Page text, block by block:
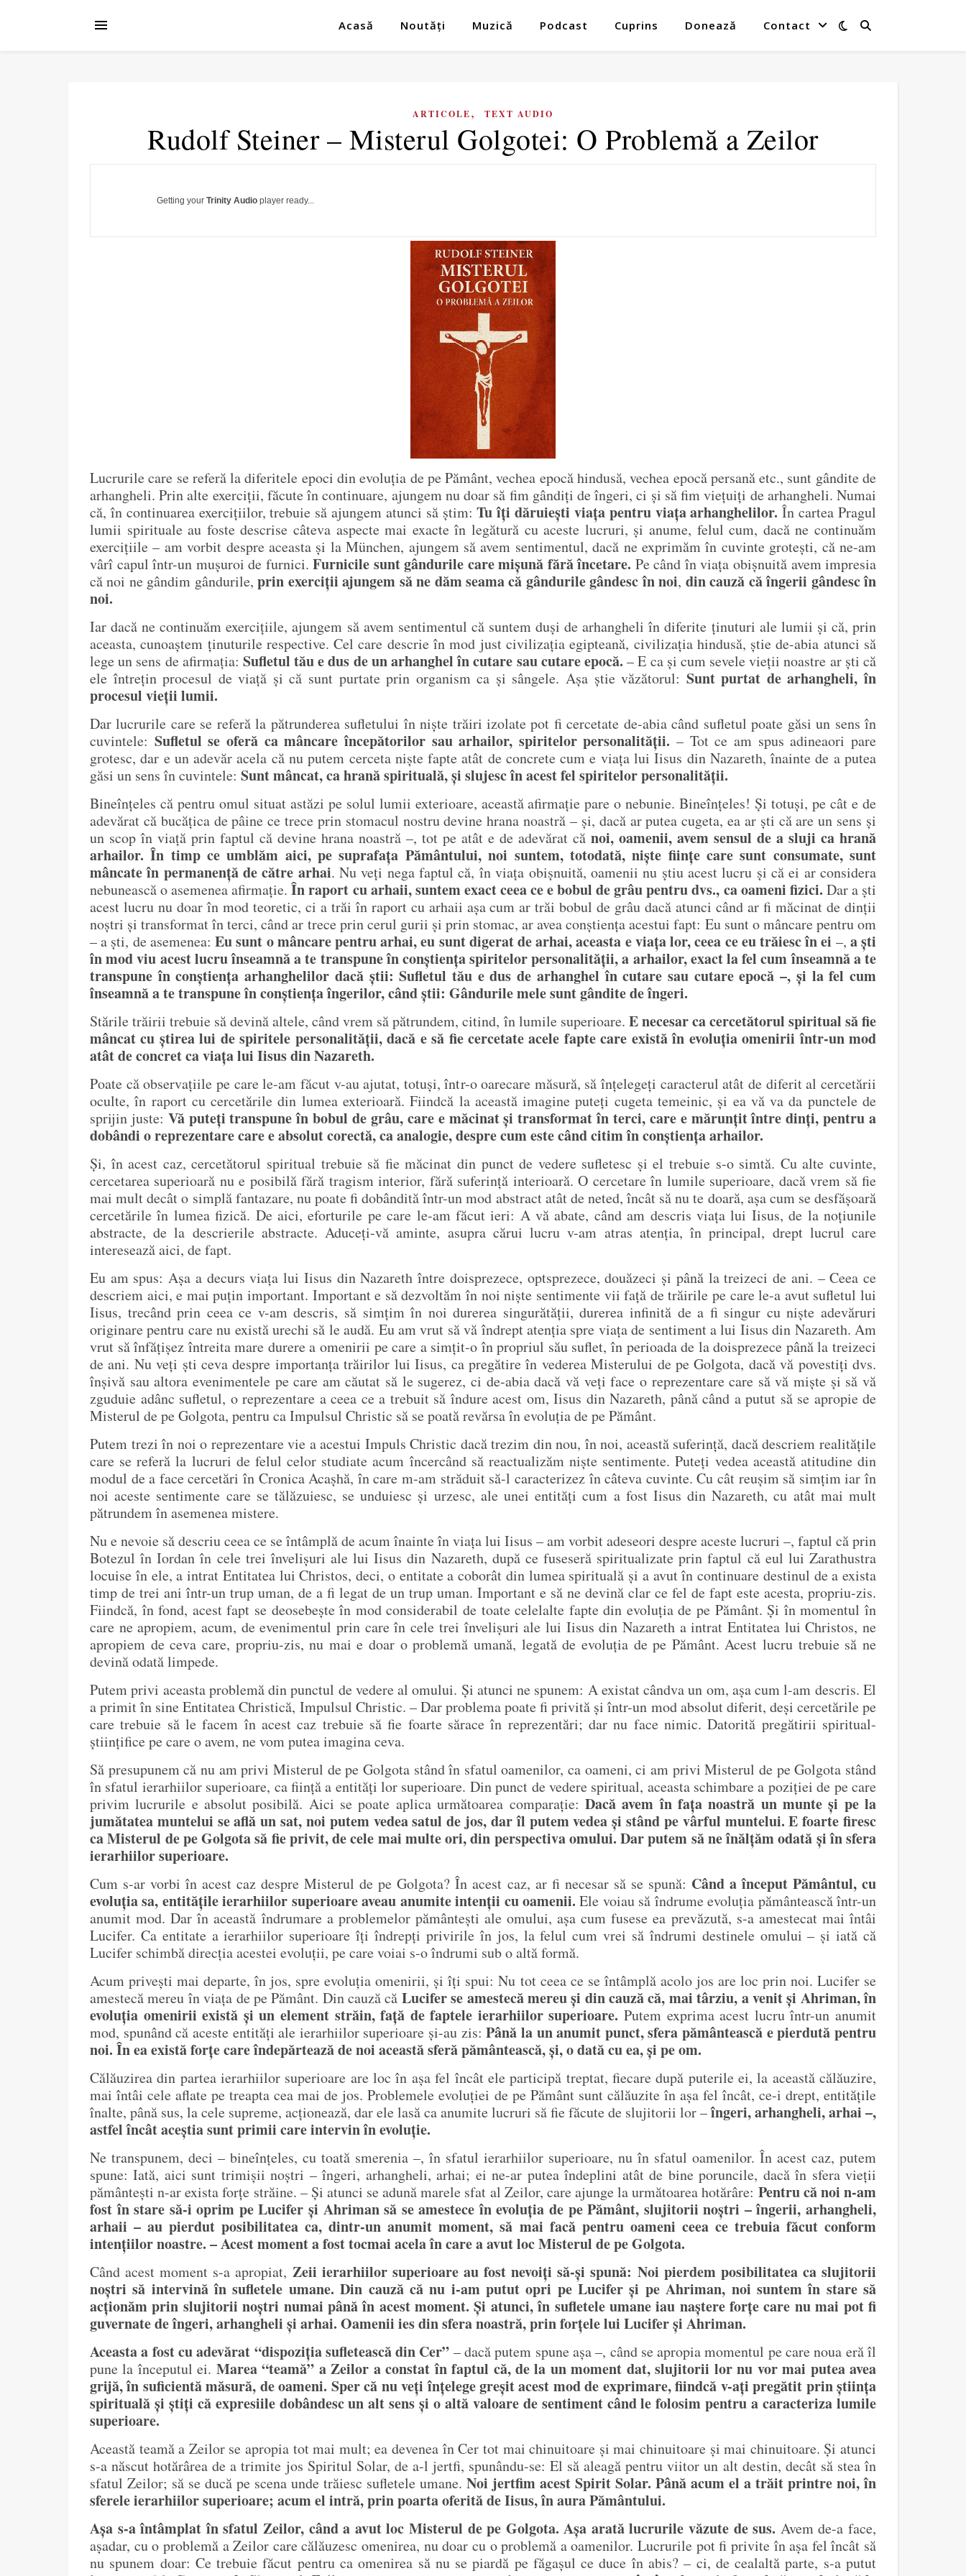
Acasă Noutăți Muzică Podcast Cuprins Donează Contact
ARTICOLE, TEXT AUDIO
Rudolf Steiner – Misterul Golgotei: O Problemă a Zeilor
Getting your Trinity Audio player ready...
Lucrurile care se referă la diferitele epoci din evoluția de pe Pământ, vechea epocă hindusă, vechea epocă persană etc., sunt gândite de
arhangheli. Prin alte exerciții, făcute în continuare, ajungem nu doar să fim gândiți de îngeri, ci și să fim viețuiți de arhangheli. Numai
că, în continuarea exercițiilor, trebuie să ajungem atunci să știm:Tu îți dăruiești viața pentru viața arhanghelilor. În cartea Pragul
lumii spirituale au foste descrise câteva aspecte mai exacte în legătură cu aceste lucruri, și anume, felul cum, dacă ne continuăm
exercițiile – am vorbit despre aceasta și la München, ajungem să avem sentimentul, dacă ne exprimăm în cuvinte grotești, că ne-am
vârî capul într-un mușuroi de furnici.Furnicile sunt gândurile care mișună fără încetare. Pe când în viața obișnuită avem impresia
că noi ne gândim gândurile,prin exerciții ajungem să ne dăm seama că gândurile gândesc în noi, din cauză că îngerii gândesc în
noi.
Iar dacă ne continuăm exercițiile, ajungem să avem sentimentul că suntem duși de arhangheli în diferite ținuturi ale lumii și că, prin
aceasta, cunoaștem ținuturile respective. Cel care descrie în mod just civilizația egipteană, civilizația hindusă, știe de-abia atunci să
lege un sens de afirmația: Sufletul tău e dus de un arhanghel în cutare sau cutare epocă. – E ca și cum sevele vieții noastre ar ști că
ele întrețin procesul de viață și că sunt purtate prin organism ca și sângele. Așa știe văzătorul: Sunt purtat de arhangheli, în
procesul vieții lumii.
Dar lucrurile care se referă la pătrunderea sufletului în niște trăiri izolate pot fi cercetate de-abia când sufletul poate găsi un sens în
cuvintele: Sufletul se oferă ca mâncare începătorilor sau arhailor, spiritelor personalității. – Tot ce am spus adineaori pare
grotesc, dar e un adevăr acela că nu putem cerceta niște fapte atât de concrete cum e viața lui Iisus din Nazareth, înainte de a putea
găsi un sens în cuvintele: Sunt mâncat, ca hrană spirituală, și slujesc în acest fel spiritelor personalității.
Bineînțeles că pentru omul situat astăzi pe solul lumii exterioare, această afirmație pare o nebunie. Bineînțeles! Și totuși, pe cât e de
adevărat că bucățica de pâine ce trece prin stomacul nostru devine hrana noastră – și, dacă ar putea cugeta, ea ar ști că are un sens și
un scop în viață prin faptul că devine hrana noastră –, tot pe atât e de adevărat că noi, oamenii, avem sensul de a sluji ca hrană
arhailor. În timp ce umblăm aici, pe suprafața Pământului, noi suntem, totodată, niște ființe care sunt consumate, sunt
mâncate în permanență de către arhai. Nu veți nega faptul că, în viața obișnuită, oamenii nu știu acest lucru și că ei ar considera
nebunească o asemenea afirmație. În raport cu arhaii, suntem exact ceea ce e bobul de grâu pentru dvs., ca oameni fizici. Dar a ști
acest lucru nu doar în mod teoretic, ci a trăi în raport cu arhaii așa cum ar trăi bobul de grâu dacă atunci când ar fi măcinat de dinții
noștri și transformat în terci, când ar trece prin cerul gurii și prin stomac, ar avea conștiența acestui fapt: Eu sunt o mâncare pentru om
– a ști, de asemenea:Eu sunt o mâncare pentru arhai, eu sunt digerat de arhai, aceasta e viața lor, ceea ce eu trăiesc în ei –, a ști
în mod viu acest lucru înseamnă a te transpune în conștiența spiritelor personalității, a arhailor, exact la fel cum înseamnă a te
transpune în conștiența arhanghelilor dacă știi: Sufletul tău e dus de arhanghel în cutare sau cutare epocă –, și la fel cum
înseamnă a te transpune în conștiența îngerilor, când știi: Gândurile mele sunt gândite de îngeri.
Stările trăirii trebuie să devină altele, când vrem să pătrundem, citind, în lumile superioare. E necesar ca cercetătorul spiritual să fie
mâncat cu știrea lui de spiritele personalității, dacă e să fie cercetate acele fapte care există în evoluția omenirii într-un mod
atât de concret ca viața lui Iisus din Nazareth.
Poate că observațiile pe care le-am făcut v-au ajutat, totuși, într-o oarecare măsură, să înțelegeți caracterul atât de diferit al cercetării
oculte, în raport cu cercetările din lumea exterioară. Fiindcă la această imagine puteți cugeta temeinic, și ea vă va da punctele de
sprijin juste: Vă puteți transpune în bobul de grâu, care e măcinat și transformat în terci, care e mărunțit între dinți, pentru a
dobândi o reprezentare care e absolut corectă, ca analogie, despre cum este când citim în conștiența arhailor.
Și, în acest caz, cercetătorul spiritual trebuie să fie măcinat din punct de vedere sufletesc și el trebuie s-o simtă. Cu alte cuvinte,
cercetarea superioară nu e posibilă fără tragism interior, fără suferință interioară. O cercetare în lumile superioare, dacă vrem să fie
mai mult decât o simplă fantazare, nu poate fi dobândită într-un mod abstract atât de neted, încât să nu te doară, așa cum se desfășoară
cercetările în lumea fizică. De aici, eforturile pe care le-am făcut ieri: A vă abate, când am descris viața lui Iisus, de la noțiunile
abstracte, de la descrierile abstracte. Aduceți-vă aminte, asupra cărui lucru v-am atras atenția, în principal, drept lucrul care
interesează aici, de fapt.
Eu am spus: Așa a decurs viața lui Iisus din Nazareth între doisprezece, optsprezece, douăzeci și până la treizeci de ani. – Ceea ce
descriem aici, e mai puțin important. Important e să dezvoltăm în noi niște sentimente vii față de trăirile pe care le-a avut sufletul lui
Iisus, trecând prin ceea ce v-am descris, să simțim în noi durerea singurătății, durerea infinită de a fi singur cu niște adevăruri
originare pentru care nu există urechi să le audă. Eu am vrut să vă îndrept atenția spre viața de sentiment a lui Iisus din Nazareth. Am
vrut să înfățișez întreita mare durere a omenirii pe care a simțit-o în propriul său suflet, în perioada de la doisprezece până la treizeci
de ani. Nu veți ști ceva despre importanța trăirilor lui Iisus, ca pregătire în vederea Misterului de pe Golgota, dacă vă povestiți dvs.
înșivă sau altora evenimentele pe care am căutat să le sugerez, ci de-abia dacă vă veți face o reprezentare care să vă miște și să vă
zguduie adânc sufletul, o reprezentare a ceea ce a trebuit să îndure acest om, Iisus din Nazareth, până când a putut să se apropie de
Misterul de pe Golgota, pentru ca Impulsul Christic să se poată revărsa în evoluția de pe Pământ.
Putem trezi în noi o reprezentare vie a acestui Impuls Christic dacă trezim din nou, în noi, această suferință, dacă descriem realitățile
care se referă la lucruri de felul celor studiate acum încercând să reactualizăm niște sentimente. Puteți vedea această atitudine din
modul de a face cercetări în Cronica Acașhă, în care m-am străduit să-l caracterizez în câteva cuvinte. Cu cât reușim să simțim iar în
noi aceste sentimente care se tălăzuiesc, se unduiesc și urzesc, ale unei entități cum a fost Iisus din Nazareth, cu atât mai mult
pătrundem în asemenea mistere.
Nu e nevoie să descriu ceea ce se întâmplă de acum înainte în viața lui Iisus – am vorbit adeseori despre aceste lucruri –, faptul că prin
Botezul în Iordan în cele trei învelișuri ale lui Iisus din Nazareth, după ce fuseseră spiritualizate prin faptul că eul lui Zarathustra
locuise în ele, a intrat Entitatea lui Christos, deci, o entitate a coborât din lumea spirituală și a avut în continuare destinul de a exista
timp de trei ani într-un trup uman, de a fi legat de un trup uman. Important e să ne devină clar ce fel de fapt este acesta, propriu-zis.
Fiindcă, în fond, acest fapt se deosebește în mod considerabil de toate celelalte fapte din evoluția de pe Pământ. Și în momentul în
care ne apropiem, acum, de evenimentul prin care în cele trei învelișuri ale lui Iisus din Nazareth a intrat Entitatea lui Christos, ne
apropiem de ceva care, propriu-zis, nu mai e doar o problemă umană, legată de evoluția de pe Pământ. Acest lucru trebuie să ne
devină odată limpede.
Putem privi aceasta problemă din punctul de vedere al omului. Și atunci ne spunem: A existat cândva un om, așa cum l-am descris. El
a primit în sine Entitatea Christică, Impulsul Christic. – Dar problema poate fi privită și într-un mod absolut diferit, deși cercetările pe
care trebuie să le facem în acest caz trebuie să fie foarte sărace în reprezentări; dar nu face nimic. Datorită pregătirii spiritual-
științifice pe care o avem, ne vom putea imagina ceva.
Să presupunem că nu am privi Misterul de pe Golgota stând în sfatul oamenilor, ca oameni, ci am privi Misterul de pe Golgota stând
în sfatul ierarhiilor superioare, ca ființă a entități lor superioare. Din punct de vedere spiritual, aceasta schimbare a poziției de pe care
privim lucrurile e absolut posibilă. Aici se poate aplica următoarea comparație: Dacă avem în fața noastră un munte și pe la
jumătatea muntelui se află un sat, noi putem vedea satul de jos, dar îl putem vedea și stând pe vârful muntelui. E foarte firesc
ca Misterul de pe Golgota să fie privit, de cele mai multe ori, din perspectiva omului. Dar putem să ne înălțăm odată și în sfera
ierarhiilor superioare.
Cum s-ar vorbi în acest caz despre Misterul de pe Golgota? În acest caz, ar fi necesar să se spună: Când a început Pământul, cu
evoluția sa, entitățile ierarhiilor superioare aveau anumite intenții cu oamenii. Ele voiau să îndrume evoluția pământească într-un
anumit mod. Dar în această îndrumare a problemelor pământești ale omului, așa cum fusese ea prevăzută, s-a amestecat mai întâi
Lucifer. Ca entitate a ierarhiilor superioare îți îndrepți privirile în jos, la felul cum vrei să îndrumi destinele omului – și iată că
Lucifer schimbă direcția acestei evoluții, pe care voiai s-o îndrumi sub o altă formă.
Acum privești mai departe, în jos, spre evoluția omenirii, și îți spui: Nu tot ceea ce se întâmplă acolo jos are loc prin noi. Lucifer se
amestecă mereu în viața de pe Pământ. Din cauză că Lucifer se amestecă mereu și din cauză că, mai târziu, a venit și Ahriman, în
evoluția omenirii există și un element străin, față de faptele ierarhiilor superioare. Putem exprima acest lucru într-un anumit
mod, spunând că aceste entități ale ierarhiilor superioare și-au zis:Până la un anumit punct, sfera pământească e pierdută pentru
noi. În ea există forțe care îndepărtează de noi această sferă pământească, și, o dată cu ea, și pe om.
Călăuzirea din partea ierarhiilor superioare are loc în așa fel încât ele participă treptat, fiecare după puterile ei, la această călăuzire,
mai întâi cele aflate pe treapta cea mai de jos. Problemele evoluției de pe Pământ sunt călăuzite în așa fel încât, ce-i drept, entitățile
înalte, până sus, la cele supreme, acționează, dar ele lasă ca anumite lucruri să fie făcute de slujitorii lor –îngeri, arhangheli, arhai –,
astfel încât aceștia sunt primii care intervin în evoluție.
Ne transpunem, deci – bineînțeles, cu toată smerenia –, în sfatul ierarhiilor superioare, nu în sfatul oamenilor. În acest caz, putem
spune: Iată, aici sunt trimișii noștri – îngeri, arhangheli, arhai; ei ne-ar putea îndeplini atât de bine poruncile, dacă în sfera vieții
pământești n-ar exista forțe străine. – Și atunci se adună marele sfat al Zeilor, care ajunge la următoarea hotărâre: Pentru că noi n-am
fost în stare să-i oprim pe Lucifer și Ahriman să se amestece în evoluția de pe Pământ, slujitorii noștri – îngerii, arhangheli,
arhaii – au pierdut posibilitatea ca, dintr-un anumit moment, să mai facă pentru oameni ceea ce trebuia făcut conform
intențiilor noastre. – Acest moment a fost tocmai acela în care a avut loc Misterul de pe Golgota.
Când acest moment s-a apropiat, Zeii ierarhiilor superioare au fost nevoiți să-și spună: Noi pierdem posibilitatea ca slujitorii
noștri să intervină în sufletele umane. Din cauză că nu i-am putut opri pe Lucifer și pe Ahriman, noi suntem în stare să
acționăm prin slujitorii noștri numai până în acest moment. Și atunci, în sufletele umane iau naștere forțe care nu mai pot fi
guvernate de îngeri, arhangheli și arhai. Oamenii ies din sfera noastră, prin forțele lui Lucifer și Ahriman.
Aceasta a fost cu adevărat “dispoziția sufletească din Cer” – dacă putem spune așa –, când se apropia momentul pe care noua eră îl
pune la începutul ei. Marea “teamă” a Zeilor a constat în faptul că, de la un moment dat, slujitorii lor nu vor mai putea avea
grijă, în suficientă măsură, de oameni. Sper că nu veți înțelege greșit acest mod de exprimare, fiindcă v-ați pregătit prin știința
spirituală și știți că expresiile dobândesc un alt sens și o altă valoare de sentiment când le folosim pentru a caracteriza lumile
superioare.
Această teamă a Zeilor se apropia tot mai mult; ea devenea în Cer tot mai chinuitoare și mai chinuitoare și mai chinuitoare. Și atunci
s-a născut hotărârea de a trimite jos Spiritul Solar, de a-l jertfi, spunându-se: El să aleagă pentru viitor un alt destin, decât să stea în
sfatul Zeilor; să se ducă pe scena unde trăiesc sufletele umane. Noi jertfim acest Spirit Solar. Până acum el a trăit printre noi, în
sferele ierarhiilor superioare; acum el intră, prin poarta oferită de Iisus, în aura Pământului.
Așa s-a întâmplat în sfatul Zeilor, când a avut loc Misterul de pe Golgota. Așa arată lucrurile văzute de sus. Avem de-a face,
așadar, cu o problemă a Zeilor care călăuzesc omenirea, nu doar cu o problemă a oamenilor. Lucrurile pot fi privite în așa fel încât să
nu spunem doar: Ce trebuie făcut pentru ca omenirea să nu se piardă pe făgașul ce duce în abis? – ci, de cealaltă parte, s-a putut